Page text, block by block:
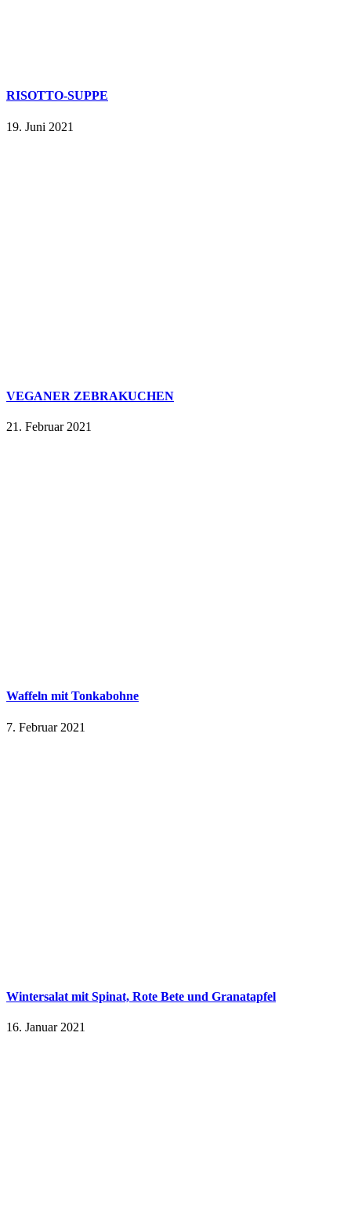
RISOTTO-SUPPE
19. Juni 2021
VEGANER ZEBRAKUCHEN
21. Februar 2021
Waffeln mit Tonkabohne
7. Februar 2021
Wintersalat mit Spinat, Rote Bete und Granatapfel
16. Januar 2021